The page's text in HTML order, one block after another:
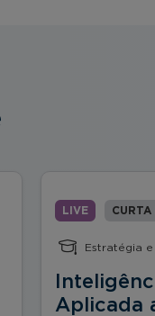
LIVE CURTA
Estratégia
Aplicada